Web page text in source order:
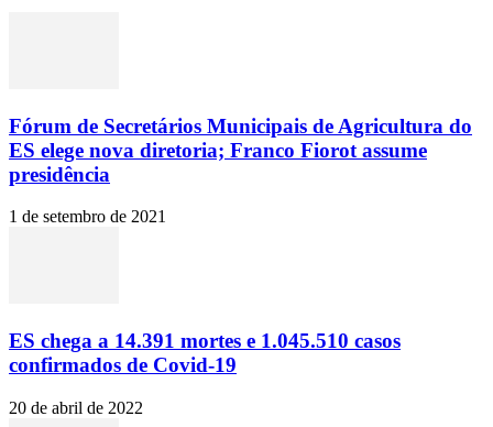
Fórum de Secretários Municipais de Agricultura do
ES elege nova diretoria; Franco Fiorot assume
presidência
1 de setembro de 2021
ES chega a 14.391 mortes e 1.045.510 casos
confirmados de Covid-19
20 de abril de 2022